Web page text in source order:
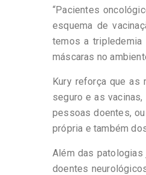
“Pacientes
esquema de
temos a tripledemia
máscaras no
Kury reforça que as
seguro e as
pessoas doentes,
própria e também
Além das patologias
doentes